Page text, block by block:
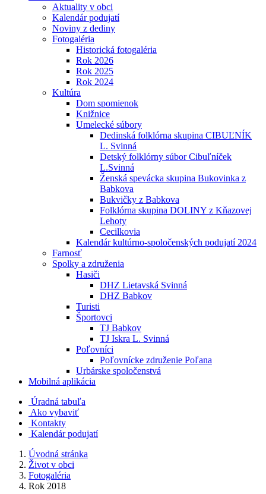
Aktuality v obci
Kalendár podujatí
Noviny z dediny
Fotogaléria
Historická fotogaléria
Rok 2026
Rok 2025
Rok 2024
Kultúra
Dom spomienok
Knižnice
Umelecké súbory
Dedinská folklórna skupina CIBUĽNÍK
L. Svinná
Detský folklórny súbor Cibuľníček
L.Svinná
Ženská spevácka skupina Bukovinka z
Babkova
Bukvičky z Babkova
Folklórna skupina DOLINY z Kňazovej
Lehoty
Cecilkovia
Kalendár kultúrno-spoločenských podujatí 2024
Farnosť
Spolky a združenia
Hasiči
DHZ Lietavská Svinná
DHZ Babkov
Turisti
Športovci
TJ Babkov
TJ Iskra L. Svinná
Poľovníci
Poľovnícke združenie Poľana
Urbárske spoločenstvá
Mobilná aplikácia
Úradná tabuľa
Ako vybaviť
Kontakty
Kalendár podujatí
Úvodná stránka
Život v obci
Fotogaléria
Rok 2018